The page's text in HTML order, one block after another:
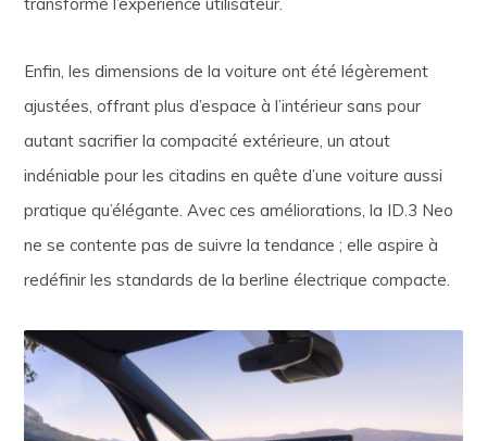
transformé l’expérience utilisateur.
Enfin, les dimensions de la voiture ont été légèrement
ajustées, offrant plus d’espace à l’intérieur sans pour
autant sacrifier la compacité extérieure, un atout
indéniable pour les citadins en quête d’une voiture aussi
pratique qu’élégante. Avec ces améliorations, la ID.3 Neo
ne se contente pas de suivre la tendance ; elle aspire à
redéfinir les standards de la berline électrique compacte.